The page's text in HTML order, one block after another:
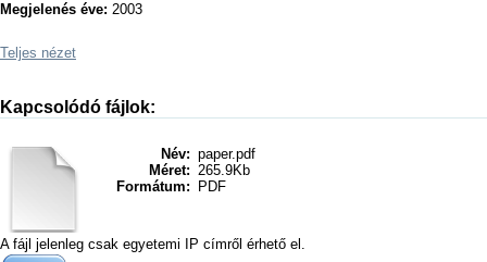
Megjelenés éve: 2003
Teljes nézet
Kapcsolódó fájlok:
Név: paper.pdf
Méret: 265.9Kb
Formátum:
PDF
A fájl jelenleg csak egyetemi IP címről érhető el.